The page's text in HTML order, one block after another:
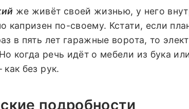
же живёт своей жизнью, у него
капризен по-своему. Кстати, если
в пять лет гаражные ворота, то
когда речь идёт о мебели из бука
как без рук.
подробности